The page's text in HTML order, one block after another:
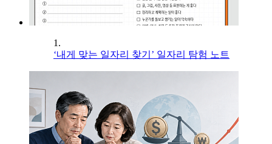
1.
‘내게 맞는 일자리 찾기’ 일자리 탐험 노트